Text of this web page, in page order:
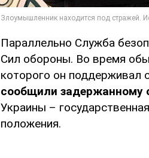
Параллельно Служба
Сил обороны. Во время
которого он поддерживал
сообщили задержанному
Украины –
положения.